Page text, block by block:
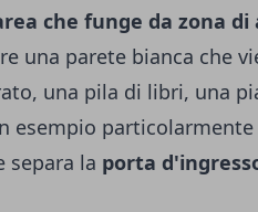
che funge da zona
una parete bianca che
una pila di libri, una
esempio
separa la porta